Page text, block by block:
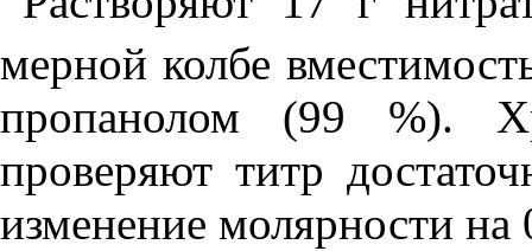
мерной колбе
пропанолом (99 %).
проверяют титр
изменение молярности